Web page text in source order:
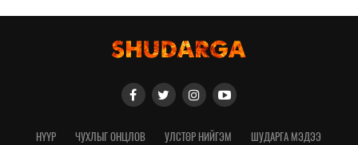
НҮҮР ЧУХЛЫГ ОНЦЛОВ УЛСТӨР НИЙГЭМ ШУДАРГА МЭДЭЭ